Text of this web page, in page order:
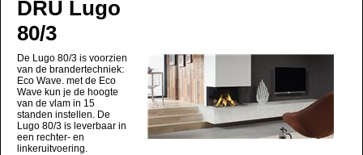
DRU Lugo
80/3
De Lugo 80/3 is voorzien
van de brandertechniek:
Eco Wave. met de Eco
Wave kun je de hoogte
van de vlam in 15
standen instellen. De
Lugo 80/3 is leverbaar in
een rechter- en
linkeruitvoering.